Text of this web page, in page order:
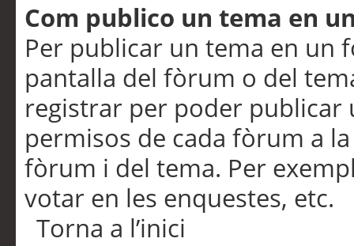
Com publico un tema en
Per publicar un tema en un
pantalla del fòrum o del
registrar per poder publicar
permisos de cada fòrum a
fòrum i del tema. Per
votar en les enquestes, etc.
Torna a l’inici